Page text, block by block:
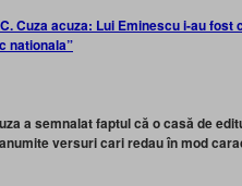
Cuza acuza: Lui Eminescu i-au fost
nationala”
a semnalat faptul că o casă de
versuri cari redau în mod